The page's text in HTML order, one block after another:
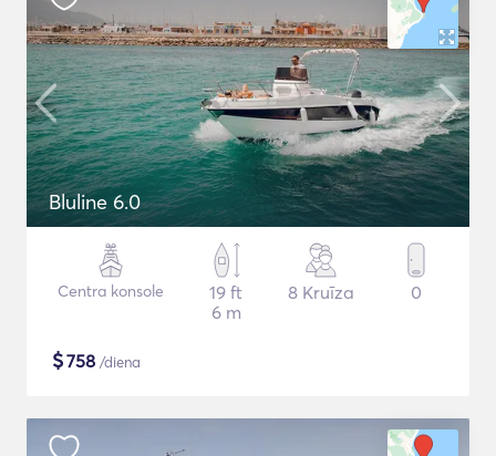
Bluline 6.0
Centra konsole
19 ft
6 m
8 Kruīza 0
$758 /diena